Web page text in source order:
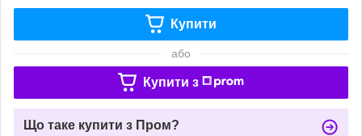
Купити
або
Купити з
Що таке купити з Пром?